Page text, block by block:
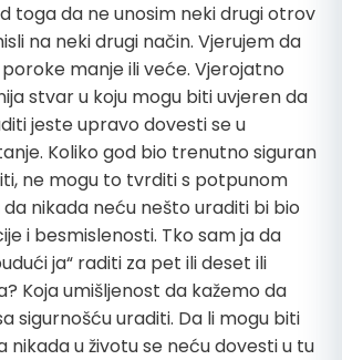
toga da ne unosim neki drugi otrov
na neki drugi način. Vjerujem da
manje ili veće. Vjerojatno
stvar u koju mogu biti uvjeren da
jeste upravo dovesti se u
Koliko god bio trenutno siguran
ne mogu to tvrditi s potpunom
da nikada neću nešto uraditi bi bio
i besmislenosti. Tko sam ja da
ja“ raditi za pet ili deset ili
Koja umišljenost da kažemo da
sigurnošću uraditi. Da li mogu biti
nikada u životu se neću dovesti u tu